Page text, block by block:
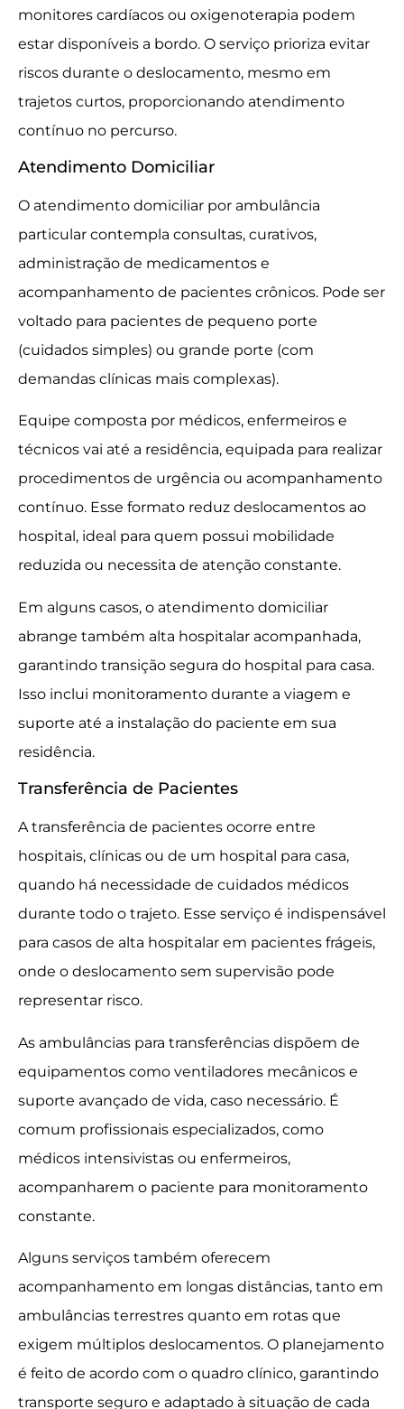
monitores cardíacos ou oxigenoterapia podem
estar disponíveis a bordo. O serviço prioriza evitar
riscos durante o deslocamento, mesmo em
trajetos curtos, proporcionando atendimento
contínuo no percurso.
Atendimento Domiciliar
O atendimento domiciliar por ambulância
particular contempla consultas, curativos,
administração de medicamentos e
acompanhamento de pacientes crônicos. Pode ser
voltado para pacientes de pequeno porte
(cuidados simples) ou grande porte (com
demandas clínicas mais complexas).
Equipe composta por médicos, enfermeiros e
técnicos vai até a residência, equipada para realizar
procedimentos de urgência ou acompanhamento
contínuo. Esse formato reduz deslocamentos ao
hospital, ideal para quem possui mobilidade
reduzida ou necessita de atenção constante.
Em alguns casos, o atendimento domiciliar
abrange também alta hospitalar acompanhada,
garantindo transição segura do hospital para casa.
Isso inclui monitoramento durante a viagem e
suporte até a instalação do paciente em sua
residência.
Transferência de Pacientes
A transferência de pacientes ocorre entre
hospitais, clínicas ou de um hospital para casa,
quando há necessidade de cuidados médicos
durante todo o trajeto. Esse serviço é indispensável
para casos de alta hospitalar em pacientes frágeis,
onde o deslocamento sem supervisão pode
representar risco.
As ambulâncias para transferências dispõem de
equipamentos como ventiladores mecânicos e
suporte avançado de vida, caso necessário. É
comum profissionais especializados, como
médicos intensivistas ou enfermeiros,
acompanharem o paciente para monitoramento
constante.
Alguns serviços também oferecem
acompanhamento em longas distâncias, tanto em
ambulâncias terrestres quanto em rotas que
exigem múltiplos deslocamentos. O planejamento
é feito de acordo com o quadro clínico, garantindo
transporte seguro e adaptado à situação de cada